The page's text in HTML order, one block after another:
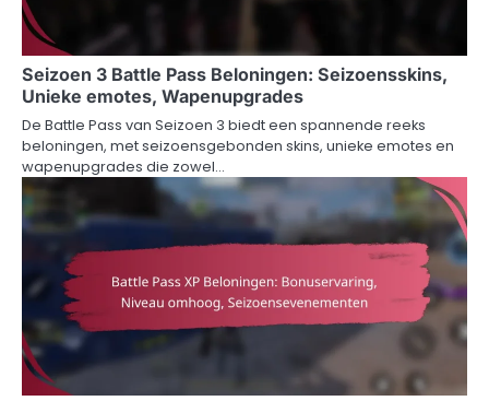
Seizoen 3 Battle Pass Beloningen: Seizoensskins,
Unieke emotes, Wapenupgrades
De Battle Pass van Seizoen 3 biedt een spannende reeks
beloningen, met seizoensgebonden skins, unieke emotes en
wapenupgrades die zowel…